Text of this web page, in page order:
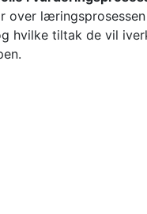
læringsprosessen
hvilke tiltak de vil